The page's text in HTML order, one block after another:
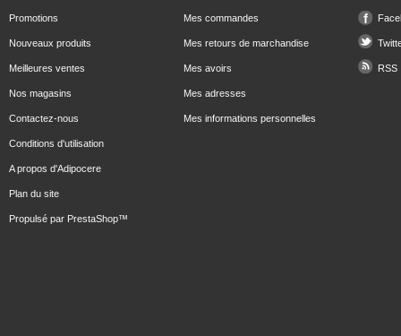
Promotions
Nouveaux produits
Meilleures ventes
Nos magasins
Contactez-nous
Conditions d'utilisation
A propos d'Adipocere
Plan du site
Propulsé par PrestaShop™
Mes commandes
Mes retours de marchandise
Mes avoirs
Mes adresses
Mes informations personnelles
RSS